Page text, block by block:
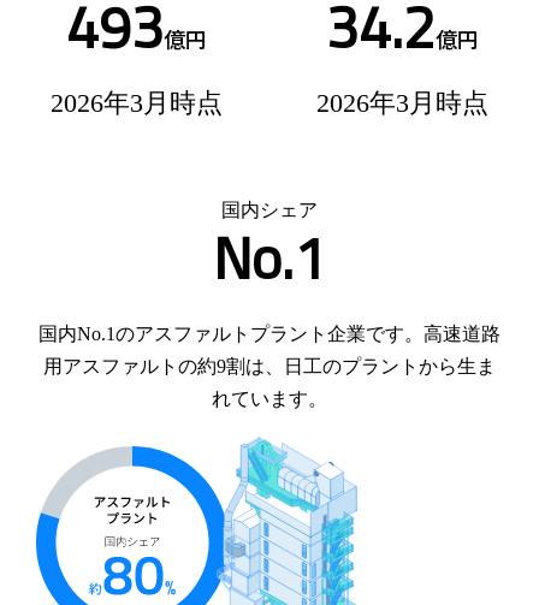
493億円
2026年3月時点
34.2億円
2026年3月時点
国内シェア
No.1
国内No.1のアスファルトプラント企業です。高速道路
用アスファルトの約9割は、日工のプラントから生ま
れています。